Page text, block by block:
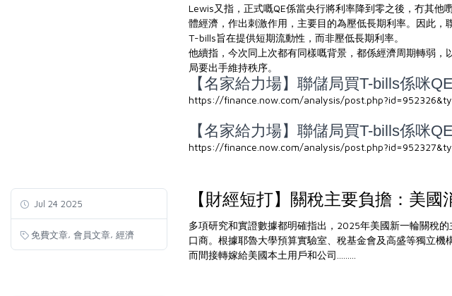
Lewis又指，正式嘅QE係當央行將利率降到零之後，冇其
體經濟，作出刺激作用，主要目的為壓低長期利率。因此
T-bills旨在提供短期流動性，而非壓低長期利率。
他續指，今次同上次都有同樣嘅背景，都係經濟周期轉弱
局要出手維持秩序。
【名家給力場】聯儲局買T-bills係咪
https://finance.now.com/analysis/
【名家給力場】聯儲局買T-bills係咪
https://finance.now.com/analysis/
Jul 24 2025
免費文章, 會員文章, 經濟
【財經短打】關稅主要負擔：美國
多項研究和實證數據都明確指出，2025年美國新一輪關稅
口商。根據耶魯大學預算實驗室、稅基金會及高盛等獨立
而間接轉嫁給美國本土用戶和公司.........